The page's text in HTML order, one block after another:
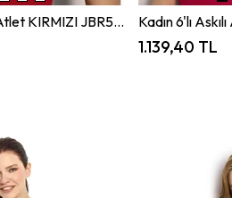
Kadın 6'lı Askılı Atlet KIRMIZI JBR584.0006
1.139,40 TL